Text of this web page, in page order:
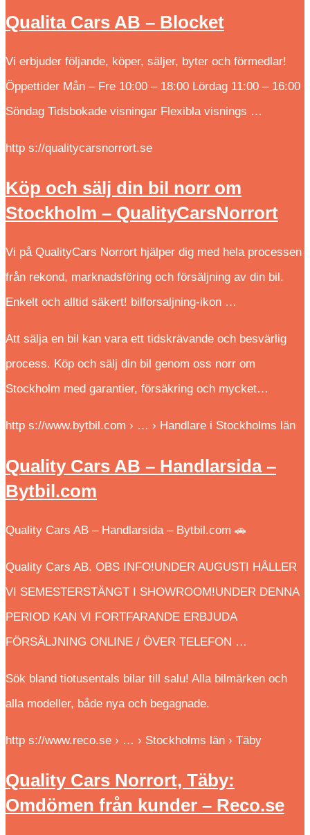
Qualita Cars AB – Blocket
Vi erbjuder följande, köper, säljer, byter och förmedlar!
Öppettider Mån – Fre 10:00 – 18:00 Lördag 11:00 – 16:00
Söndag Tidsbokade visningar Flexibla visnings …
http s://qualitycarsnorrort.se
Köp och sälj din bil norr om
Stockholm – QualityCarsNorrort
Vi på QualityCars Norrort hjälper dig med hela processen
från rekond, marknadsföring och försäljning av din bil.
Enkelt och alltid säkert! bilforsaljning-ikon …
Att sälja en bil kan vara ett tidskrävande och besvärlig
process. Köp och sälj din bil genom oss norr om
Stockholm med garantier, försäkring och mycket…
http s://www.bytbil.com › … › Handlare i Stockholms län
Quality Cars AB – Handlarsida –
Bytbil.com
Quality Cars AB – Handlarsida – Bytbil.com 🚗
Quality Cars AB. OBS INFO!UNDER AUGUSTI HÅLLER
VI SEMESTERSTÄNGT I SHOWROOM!UNDER DENNA
PERIOD KAN VI FORTFARANDE ERBJUDA
FÖRSÄLJNING ONLINE / ÖVER TELEFON …
Sök bland tiotusentals bilar till salu! Alla bilmärken och
alla modeller, både nya och begagnade.
http s://www.reco.se › … › Stockholms län › Täby
Quality Cars Norrort, Täby:
Omdömen från kunder – Reco.se